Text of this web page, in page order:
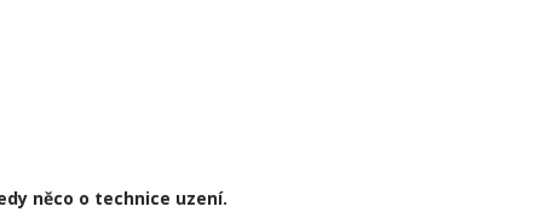
něco o technice uzení.